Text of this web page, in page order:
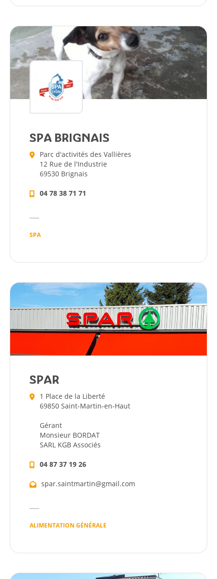
SPA BRIGNAIS
Parc d'activités des Vallières
12 Rue de l'Industrie
69530 Brignais
04 78 38 71 71
SPA
SPAR
1 Place de la Liberté
69850 Saint-Martin-en-Haut
Gérant
Monsieur BORDAT
SARL KGB Associés
04 87 37 19 26
spar.saintmartin@gmail.com
ALIMENTATION GÉNÉRALE